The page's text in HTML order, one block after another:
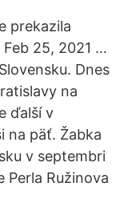
prekazila
Feb 25, 2021 …
Dnes
na
ďalší v
na päť. Žabka
v septembri
Ružinova